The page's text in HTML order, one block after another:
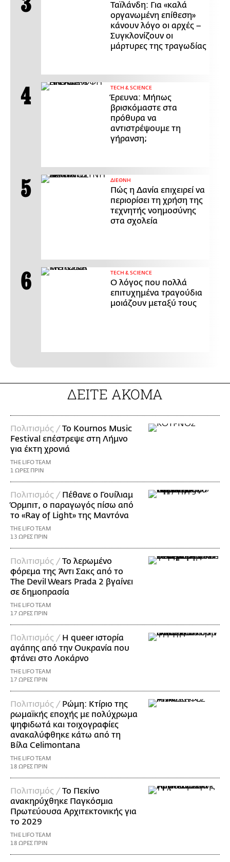
Ταϊλάνδη: Για «καλά
οργανωμένη επίθεση»
κάνουν λόγο οι αρχές –
Συγκλονίζουν οι
μάρτυρες της τραγωδίας
ΤECH & SCIENCE
Έρευνα: Μήπως
βρισκόμαστε στα
πρόθυρα να
αντιστρέψουμε τη
γήρανση;
ΔΙΕΘΝΗ
Πώς η Δανία επιχειρεί να
περιορίσει τη χρήση της
τεχνητής νοημοσύνης
στα σχολεία
ΤECH & SCIENCE
Ο λόγος που πολλά
επιτυχημένα τραγούδια
μοιάζουν μεταξύ τους
ΔΕΙΤΕ ΑΚΟΜΑ
Πολιτισμός /Το Kournos Music
Festival επέστρεψε στη Λήμνο
για έκτη χρονιά
THE LIFO TEAM
1 ΩΡΕΣ ΠΡΙΝ
Πολιτισμός / Πέθανε ο Γουίλιαμ
Όρμπιτ, ο παραγωγός πίσω από
το «Ray of Light» της Μαντόνα
THE LIFO TEAM
13 ΩΡΕΣ ΠΡΙΝ
Πολιτισμός /Το λερωμένο
φόρεμα της Άντι Σακς από το
The Devil Wears Prada 2 βγαίνει
σε δημοπρασία
THE LIFO TEAM
17 ΩΡΕΣ ΠΡΙΝ
Πολιτισμός / Η queer ιστορία
αγάπης από την Ουκρανία που
φτάνει στο Λοκάρνο
THE LIFO TEAM
17 ΩΡΕΣ ΠΡΙΝ
Πολιτισμός / Ρώμη: Κτίριο της
ρωμαϊκής εποχής με πολύχρωμα
ψηφιδωτά και τοιχογραφίες
ανακαλύφθηκε κάτω από τη
Βίλα Celimontana
THE LIFO TEAM
18 ΩΡΕΣ ΠΡΙΝ
Πολιτισμός /Το Πεκίνο
ανακηρύχθηκε Παγκόσμια
Πρωτεύουσα Αρχιτεκτονικής για
το 2029
THE LIFO TEAM
18 ΩΡΕΣ ΠΡΙΝ